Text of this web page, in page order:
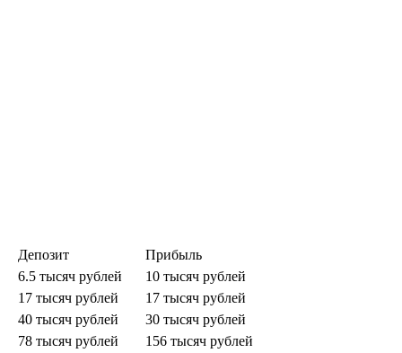
Депозит
Прибыль
6.5 тысяч рублей
10 тысяч рублей
17 тысяч рублей
17 тысяч рублей
40 тысяч рублей
30 тысяч рублей
78 тысяч рублей
156 тысяч рублей